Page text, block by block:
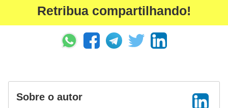
Retribua compartilhando!
Sobre o autor
a
a